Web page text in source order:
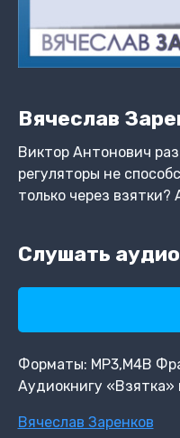
Вячеслав
Виктор Антонович
регуляторы не
только через
Слушать
Форматы: MP3,M4B
Аудиокнигу «Взятка»
Метки
Вячеслав Заренков